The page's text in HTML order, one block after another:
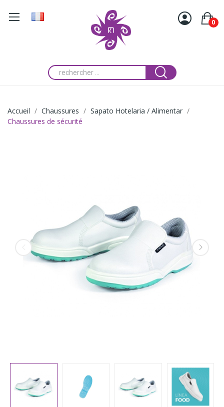
0
Accueil Chaussures
Sapato Hotelaria / Alimentar
Chaussures de sécurité